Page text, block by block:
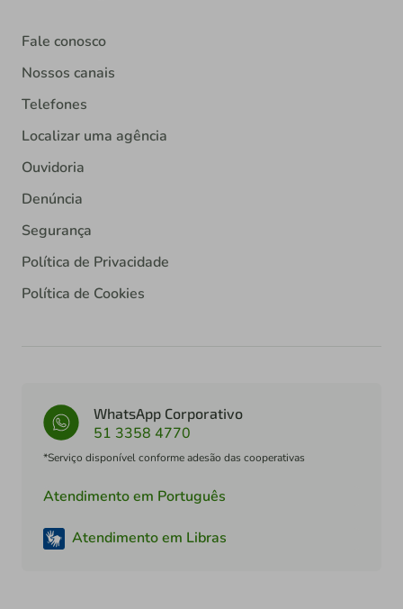
Fale conosco
Nossos canais
Telefones
Localizar uma agência
Ouvidoria
Denúncia
Segurança
Política de Privacidade
Política de Cookies
WhatsApp Corporativo
51 3358 4770
*Serviço disponível conforme adesão das cooperativas
Atendimento em Português
Atendimento em Libras